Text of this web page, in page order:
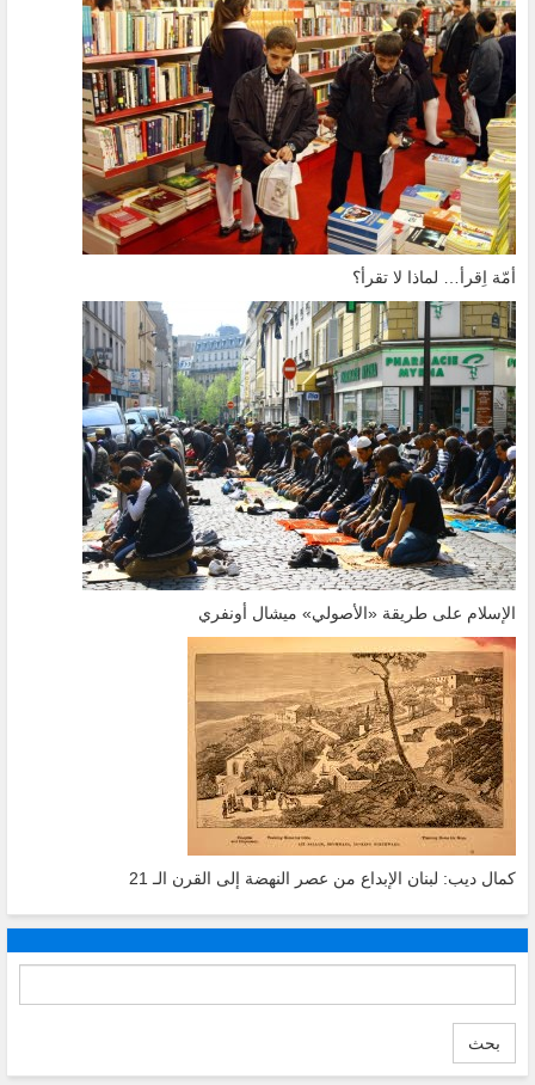
أمّة اِقرأ… لماذا لا تقرأ؟
الإسلام على طريقة «الأصولي» ميشال أونفري
كمال ديب: لبنان الإبداع من عصر النهضة إلى القرن الـ 21
بحث